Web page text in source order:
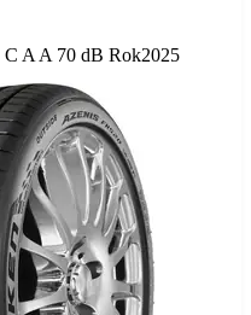
Etykieta:
C A A 70 dB Rok2025